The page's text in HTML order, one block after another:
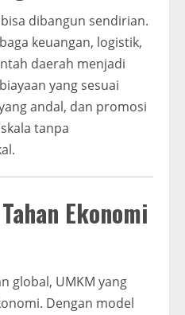
dibangun sendirian.
keuangan, logistik,
daerah menjadi
yang sesuai
andal, dan promosi
tanpa
Ekonomi
global, UMKM yang
Dengan model